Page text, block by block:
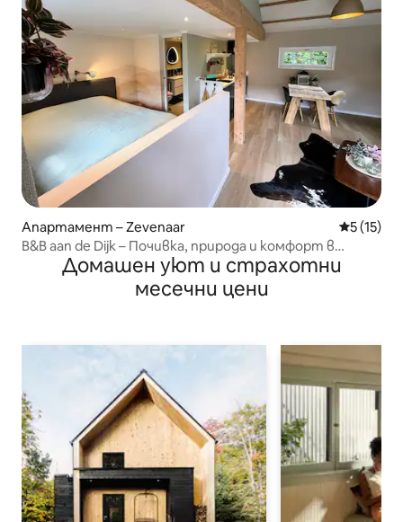
Апартамент – Zevenaar Средна
5 (15)
B&B aan de Dijk – Почивка, природа и комфорт в
Зевенаар.Домашен уют и страхотни
месечни цени